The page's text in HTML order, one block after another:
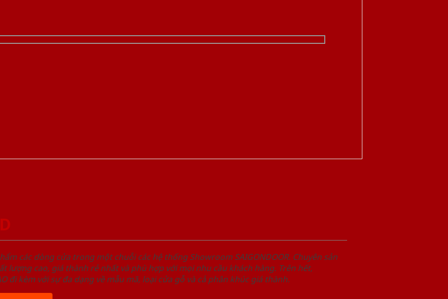
các dòng cửa trong một chuỗi các hệ thống Showroom SAIGONDOOR. Chuyên sản
cao, giá thành rẻ nhất và phù hợp với mọi nhu cầu khách hàng. Trên hết,
đi kèm với sự đa dạng về mẫu mã, loại cửa gỗ và cả phân khúc giá thành.